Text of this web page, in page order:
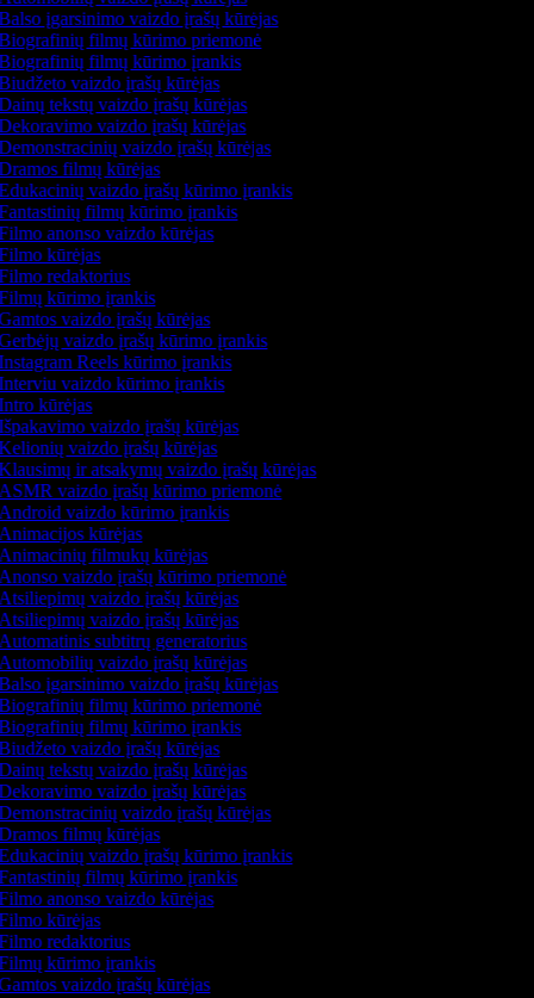
įgarsinimo vaizdo įrašų kūrėjas
filmų kūrimo priemonė
filmų kūrimo įrankis
vaizdo įrašų kūrėjas
tekstų vaizdo įrašų kūrėjas
vaizdo įrašų kūrėjas
vaizdo įrašų kūrėjas
filmų kūrėjas
vaizdo įrašų kūrimo įrankis
filmų kūrimo įrankis
anonso vaizdo kūrėjas
kūrėjas
redaktorius
kūrimo įrankis
vaizdo įrašų kūrėjas
vaizdo įrašų kūrimo įrankis
Reels kūrimo įrankis
vaizdo kūrimo įrankis
kūrėjas
vaizdo įrašų kūrėjas
vaizdo įrašų kūrėjas
ir atsakymų vaizdo įrašų kūrėjas
vaizdo įrašų kūrimo priemonė
vaizdo kūrimo įrankis
kūrėjas
filmukų kūrėjas
vaizdo įrašų kūrimo priemonė
vaizdo įrašų kūrėjas
vaizdo įrašų kūrėjas
subtitrų generatorius
vaizdo įrašų kūrėjas
įgarsinimo vaizdo įrašų kūrėjas
filmų kūrimo priemonė
filmų kūrimo įrankis
vaizdo įrašų kūrėjas
tekstų vaizdo įrašų kūrėjas
vaizdo įrašų kūrėjas
vaizdo įrašų kūrėjas
filmų kūrėjas
vaizdo įrašų kūrimo įrankis
filmų kūrimo įrankis
anonso vaizdo kūrėjas
kūrėjas
redaktorius
kūrimo įrankis
vaizdo įrašų kūrėjas